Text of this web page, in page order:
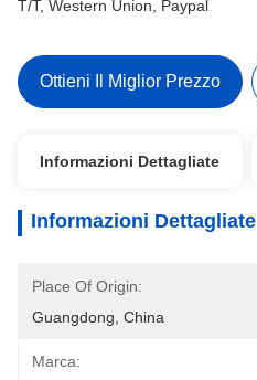
T/T, Western Union, Paypal
Ottieni Il Miglior Prezzo
Informazioni Dettagliate
Informazioni Dettagliate
Place Of Origin:
Guangdong, China
Marca: